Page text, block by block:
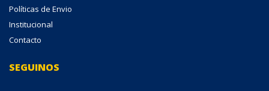
Políticas de Envio
Institucional
Contacto
SEGUINOS